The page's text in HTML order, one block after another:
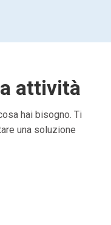
attività
hai bisogno. Ti
una soluzione